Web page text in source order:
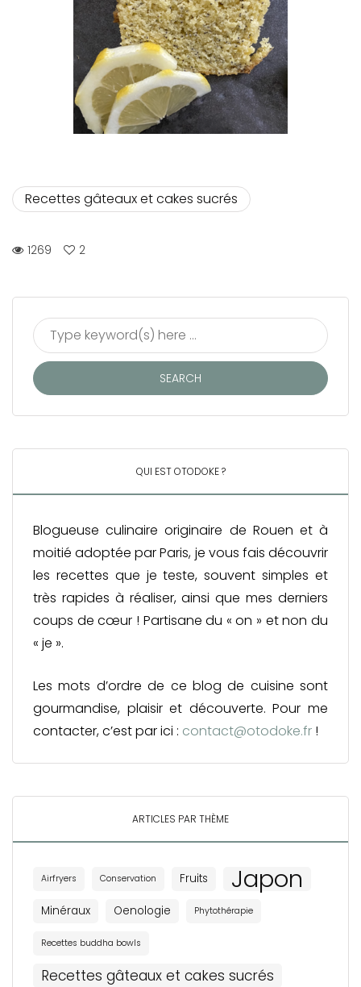
Recettes gâteaux et cakes sucrés
1269 2
QUI EST OTODOKE ?
Blogueuse culinaire originaire de Rouen et à
moitié adoptée par Paris, je vous fais découvrir
les recettes que je teste, souvent simples et
très rapides à réaliser, ainsi que mes derniers
coups de cœur ! Partisane du « on » et non du
« je ».
Les mots d’ordre de ce blog de cuisine sont
gourmandise, plaisir et découverte. Pour me
contacter, c’est par ici : contact@otodoke.fr !
ARTICLES PAR THÈME
Airfryers Conservation Fruits Japon
Minéraux Oenologie Phytothérapie
Recettes buddha bowls
Recettes gâteaux et cakes sucrés